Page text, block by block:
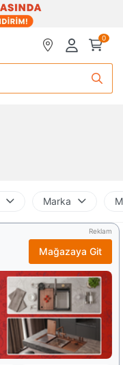
0
Marka
Reklam
Mağazaya Git